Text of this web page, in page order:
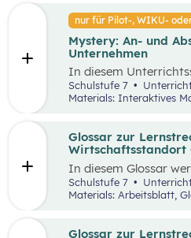
als Erlebnisse
aktiv in den
nur für Pilot-, WIKU-
Mystery: An- und
Unternehmen
In diesem
Methode Mystery das
Unternehmen“
einer komplexen
Schnittstelle von
Schulstufe 7
Materials: Interaktives
Glossar zur
Wirtschaftsstandort
In diesem Glossar
zum Thema
erklärt. Zusätzlich
ausgewählten
Schulstufe 7
Materials: Arbeitsblatt,
Glossar zur